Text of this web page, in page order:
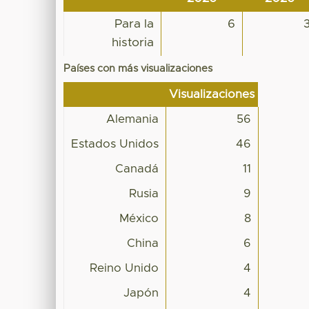
Para la
historia
6
Países con más visualizaciones
Visualizaciones
Alemania 56
Estados Unidos 46
Canadá 11
Rusia 9
México 8
China 6
Reino Unido 4
Japón 4